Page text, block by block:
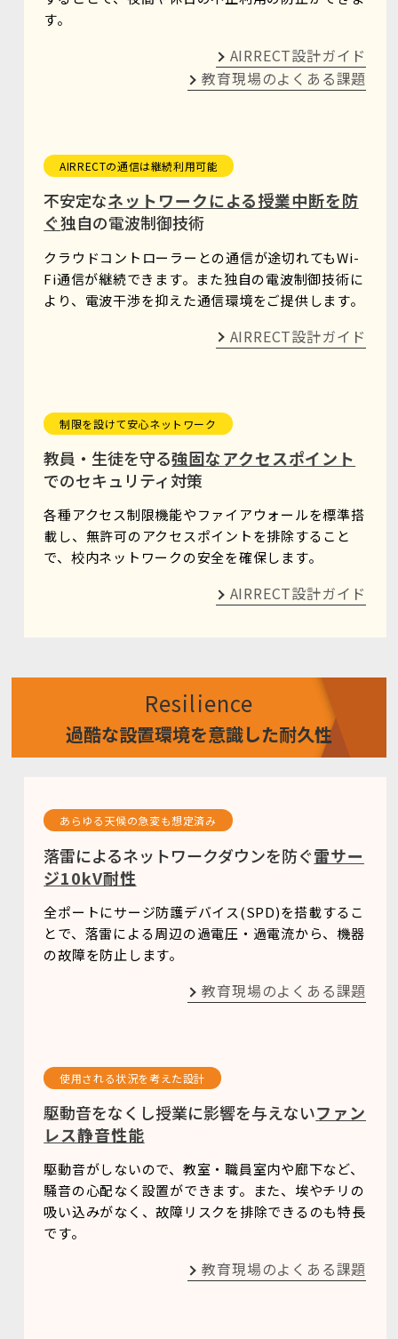
す。
AIRRECT設計ガイド
教育現場のよくある課題
AIRRECTの通信は継続利用可能
不安定なネットワークによる授業中断を防
ぐ独自の電波制御技術
クラウドコントローラーとの通信が途切れてもWi-
Fi通信が継続できます。また独自の電波制御技術に
より、電波干渉を抑えた通信環境をご提供します。
AIRRECT設計ガイド
制限を設けて安心ネットワーク
教員・生徒を守る強固なアクセスポイント
でのセキュリティ対策
各種アクセス制限機能やファイアウォールを標準搭
載し、無許可のアクセスポイントを排除すること
で、校内ネットワークの安全を確保します。
AIRRECT設計ガイド
Resilience
過酷な設置環境を意識した耐久性
あらゆる天候の急変も想定済み
落雷によるネットワークダウンを防ぐ雷サー
ジ10kV耐性
全ポートにサージ防護デバイス(SPD)を搭載するこ
とで、落雷による周辺の過電圧・過電流から、機器
の故障を防止します。
教育現場のよくある課題
使用される状況を考えた設計
駆動音をなくし授業に影響を与えないファン
レス静音性能
駆動音がしないので、教室・職員室内や廊下など、
騒音の心配なく設置ができます。また、埃やチリの
吸い込みがなく、故障リスクを排除できるのも特長
です。
教育現場のよくある課題